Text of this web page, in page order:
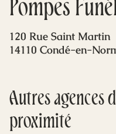
Mes
Pompes
120 Rue Saint Martin
14110 Condé-en-
Autres agences
proximité